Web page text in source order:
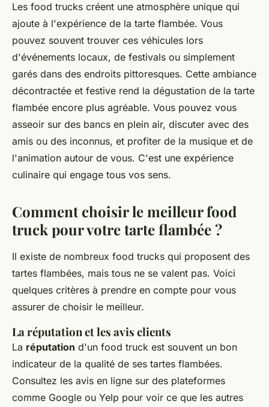
Les food trucks créent une atmosphère unique qui
ajoute à l'expérience de la tarte flambée. Vous
pouvez souvent trouver ces véhicules lors
d'événements locaux, de festivals ou simplement
garés dans des endroits pittoresques. Cette ambiance
décontractée et festive rend la dégustation de la tarte
flambée encore plus agréable. Vous pouvez vous
asseoir sur des bancs en plein air, discuter avec des
amis ou des inconnus, et profiter de la musique et de
l'animation autour de vous. C'est une expérience
culinaire qui engage tous vos sens.
Comment choisir le meilleur food
truck pour votre tarte flambée ?
Il existe de nombreux food trucks qui proposent des
tartes flambées, mais tous ne se valent pas. Voici
quelques critères à prendre en compte pour vous
assurer de choisir le meilleur.
La réputation et les avis clients
La réputation d'un food truck est souvent un bon
indicateur de la qualité de ses tartes flambées.
Consultez les avis en ligne sur des plateformes
comme Google ou Yelp pour voir ce que les autres